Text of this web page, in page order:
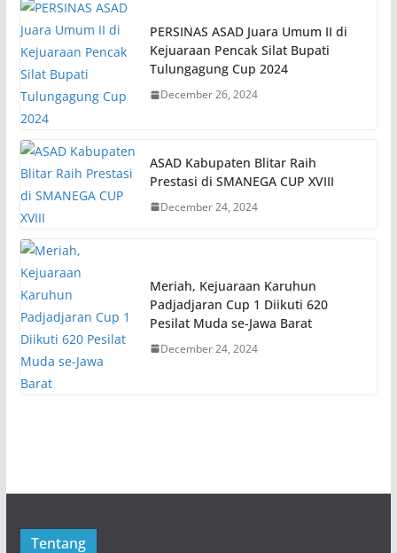
PERSINAS ASAD Juara Umum II di
Kejuaraan Pencak Silat Bupati
Tulungagung Cup 2024
December 26, 2024
ASAD Kabupaten Blitar Raih
Prestasi di SMANEGA CUP XVIII
December 24, 2024
Meriah, Kejuaraan Karuhun
Padjadjaran Cup 1 Diikuti 620
Pesilat Muda se-Jawa Barat
December 24, 2024
Tentang